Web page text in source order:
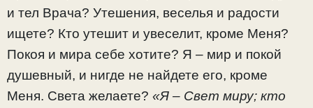
и тел Врача? Утешения, веселья и радости
ищете? Кто утешит и увеселит, кроме Меня?
Покоя и мира себе хотите? Я – мир и покой
душевный, и нигде не найдете его, кроме
Меня. Света желаете? «Я – Свет миру; кто